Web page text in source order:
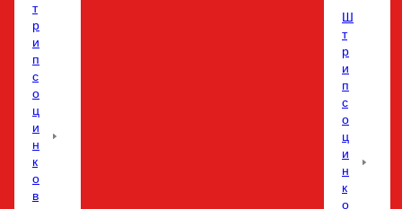
т
р
и
п
с
о
ц
и
н
к
о
в
Ш
т
р
и
п
с
о
ц
и
н
к
о